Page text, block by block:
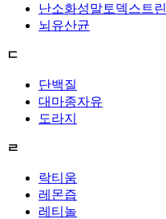
난소화성말토덱스트린
뇌유산균
ㄷ
단백질
대마종자유
도라지
ㄹ
락티움
레몬즙
레티놀